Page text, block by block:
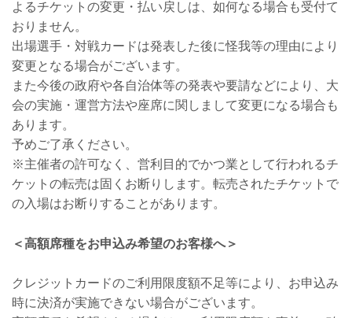
よるチケットの変更・払い戻しは、如何なる場合も受付て
おりません。
出場選手・対戦カードは発表した後に怪我等の理由により
変更となる場合がございます。
また今後の政府や各自治体等の発表や要請などにより、大
会の実施・運営方法や座席に関しまして変更になる場合も
あります。
予めご了承ください。
※主催者の許可なく、営利目的でかつ業として行われるチ
ケットの転売は固くお断りします。転売されたチケットで
の入場はお断りすることがあります。
＜高額席種をお申込み希望のお客様へ＞
クレジットカードのご利用限度額不足等により、お申込み
時に決済が実施できない場合がございます。